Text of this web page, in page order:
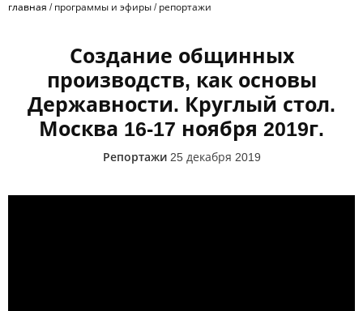
главная / программы и эфиры / репортажи
Создание общинных
производств, как основы
Державности. Круглый стол.
Москва 16-17 ноября 2019г.
Репортажи 25 декабря 2019